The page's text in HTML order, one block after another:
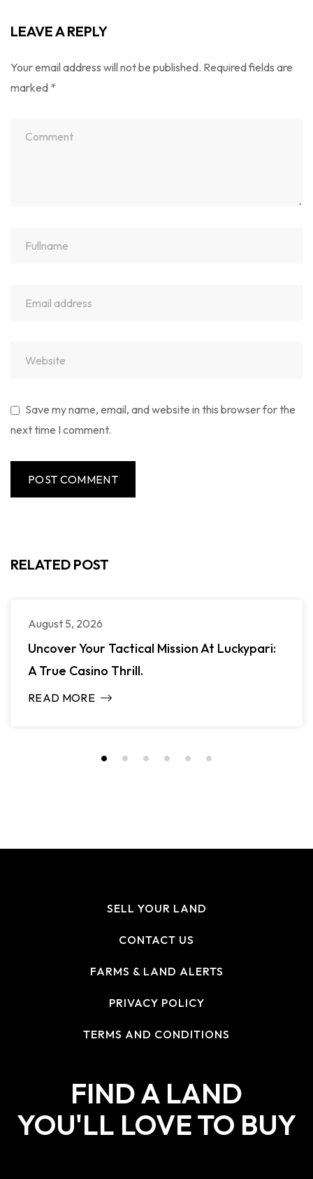
LEAVE A REPLY
Your email address will not be published. Required fields are
marked *
Save my name, email, and website in this browser for the
next time I comment.
RELATED POST
August 5, 2026
Uncover Your Tactical Mission At Luckypari:
A True Casino Thrill.
READ MORE
SELL YOUR LAND
CONTACT US
FARMS & LAND ALERTS
PRIVACY POLICY
TERMS AND CONDITIONS
FIND A LAND
YOU'LL LOVE TO BUY